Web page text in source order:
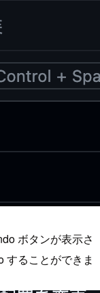
ボタンが表示さ
することができま